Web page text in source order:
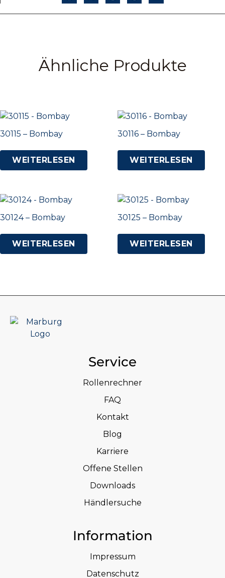
Ähnliche Produkte
30115 – Bombay
WEITERLESEN
30116 – Bombay
WEITERLESEN
30124 – Bombay
WEITERLESEN
30125 – Bombay
WEITERLESEN
Service
Rollenrechner
FAQ
Kontakt
Blog
Karriere
Offene Stellen
Downloads
Händlersuche
Information
Impressum
Datenschutz